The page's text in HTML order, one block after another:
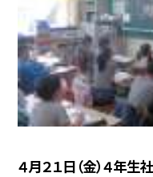
４月２１日（金）４年